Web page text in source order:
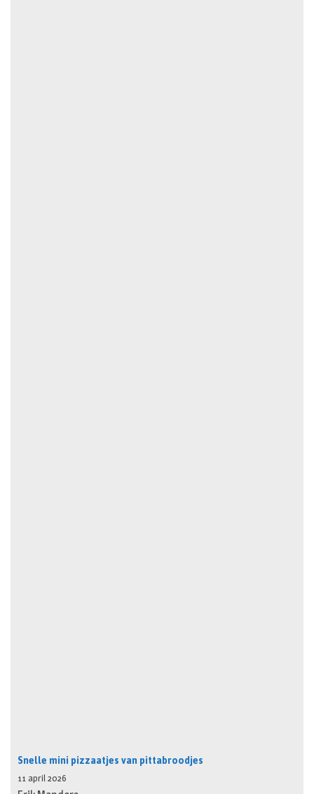
Snelle mini pizzaatjes van pittabroodjes
11 april 2026